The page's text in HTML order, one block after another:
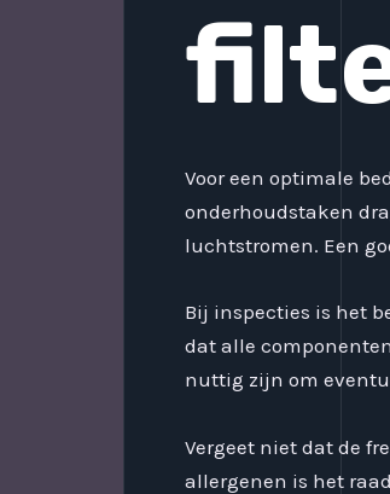
Voor een optimale
onderhoudstaken
luchtstromen. Een
Bij inspecties is het
dat alle
nuttig zijn om
Vergeet niet dat de
allergenen is het